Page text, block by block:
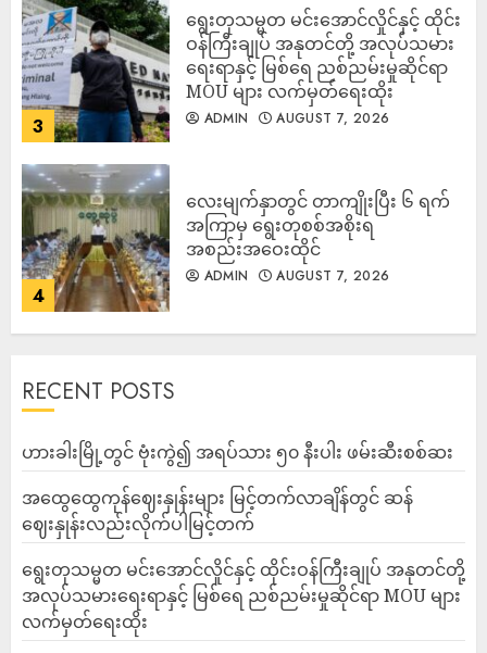
3
ရွေးတုသမ္မတ မင်းအောင်လှိုင်နှင့် ထိုင်း
ဝန်ကြီးချုပ် အနုတင်တို့ အလုပ်သမား
ရေးရာနှင့် မြစ်ရေ ညစ်ညမ်းမှုဆိုင်ရာ
MOU များ လက်မှတ်ရေးထိုး
ADMIN AUGUST 7, 2026
4
လေးမျက်နှာတွင် တာကျိုးပြီး ၆ ရက်
အကြာမှ ရွေးတုစစ်အစိုးရ
အစည်းအဝေးထိုင်
ADMIN AUGUST 7, 2026
RECENT POSTS
ဟားခါးမြို့တွင် ဗုံးကွဲ၍ အရပ်သား ၅၀ နီးပါး ဖမ်းဆီးစစ်ဆး
အထွေထွေကုန်ဈေးနှုန်းများ မြင့်တက်လာချိန်တွင် ဆန်
ဈေးနှုန်းလည်းလိုက်ပါမြင့်တက်
ရွေးတုသမ္မတ မင်းအောင်လှိုင်နှင့် ထိုင်းဝန်ကြီးချုပ် အနုတင်တို့
အလုပ်သမားရေးရာနှင့် မြစ်ရေ ညစ်ညမ်းမှုဆိုင်ရာ MOU များ
လက်မှတ်ရေးထိုး